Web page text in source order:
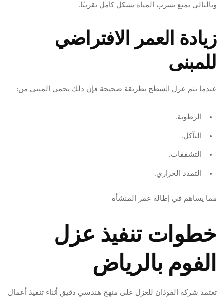
وبالتالي يمنع تسرب المياه بشكل كامل تقريبًا.
زيادة العمر الافتراضي
للمبنى
عندما يتم عزل السطح بطريقة صحيحة فإن ذلك يحمي المبنى من:
الرطوبة.
التآكل.
التشققات.
التمدد الحراري.
مما يساهم في إطالة عمر المنشأة.
خطوات تنفيذ عزل
الفوم بالرياض
تعتمد شركة الفوذان للعزل على منهج هندسي دقيق أثناء تنفيذ أعمال